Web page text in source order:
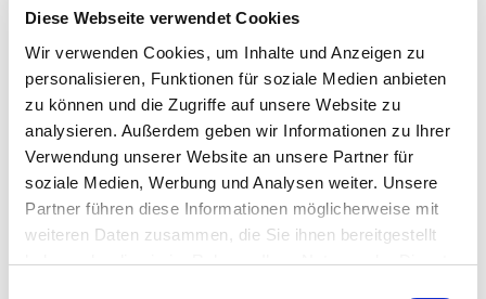
Diese Webseite verwendet Cookies
Wir verwenden Cookies, um Inhalte und Anzeigen zu
personalisieren, Funktionen für soziale Medien anbieten
zu können und die Zugriffe auf unsere Website zu
analysieren. Außerdem geben wir Informationen zu Ihrer
Verwendung unserer Website an unsere Partner für
soziale Medien, Werbung und Analysen weiter. Unsere
Partner führen diese Informationen möglicherweise mit
weiteren Daten zusammen, die Sie ihnen bereitgestellt
haben oder die sie im Rahmen Ihrer Nutzung der Dienste
Kontakt
Newsletter
Sie sind hier!
www.dennree-biowin.de
BIO.CASH
TSE mit BIO.CASH